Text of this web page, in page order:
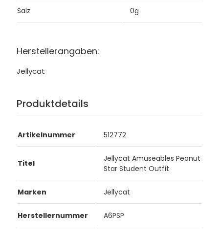
Salz 0g
Herstellerangaben:
Jellycat
Produktdetails
Artikelnummer 512772
Titel
Jellycat Amuseables Peanut
Star Student Outfit
Marken Jellycat
Herstellernummer A6PSP